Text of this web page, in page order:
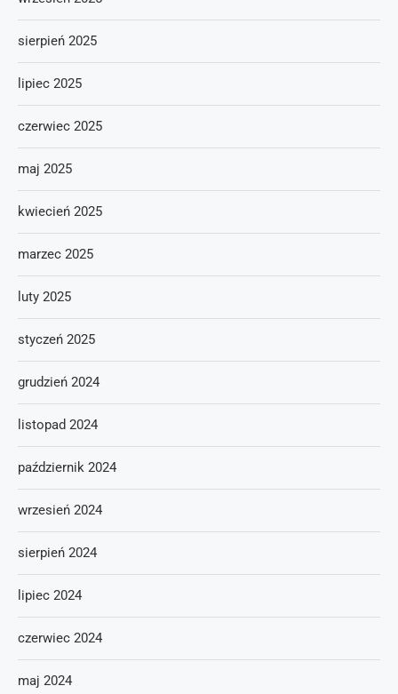
sierpień 2025
lipiec 2025
czerwiec 2025
maj 2025
kwiecień 2025
marzec 2025
luty 2025
styczeń 2025
grudzień 2024
listopad 2024
październik 2024
wrzesień 2024
sierpień 2024
lipiec 2024
czerwiec 2024
maj 2024